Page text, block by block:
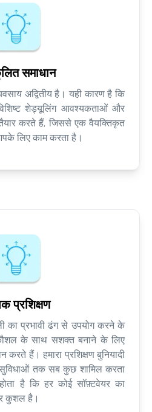
समाधान
अद्वितीय है। यही कारण है कि
शेड्यूलिंग आवश्यकताओं और
करते हैं, जिससे एक वैयक्तिकृत
लिए काम करता है।
प्रशिक्षण
का प्रभावी ढंग से उपयोग करने के
के साथ सशक्त बनाने के लिए
करते हैं। हमारा प्रशिक्षण बुनियादी
सुविधाओं तक सब कुछ शामिल करता
है कि हर कोई सॉफ़्टवेयर का
कुशल है।